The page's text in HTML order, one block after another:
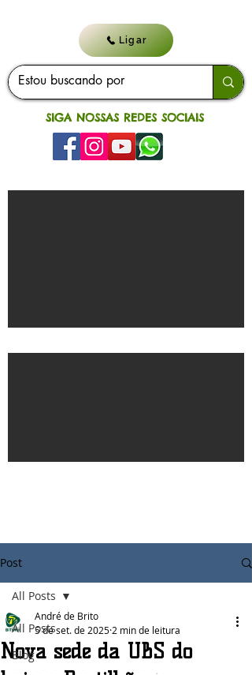
Ligar
SIGA NOSSAS REDES SOCIAIS
Post
All Posts
Blog
All Posts
Nova sede da UBS do
André de Brito
5 de set. de 2025 2 min de leitura